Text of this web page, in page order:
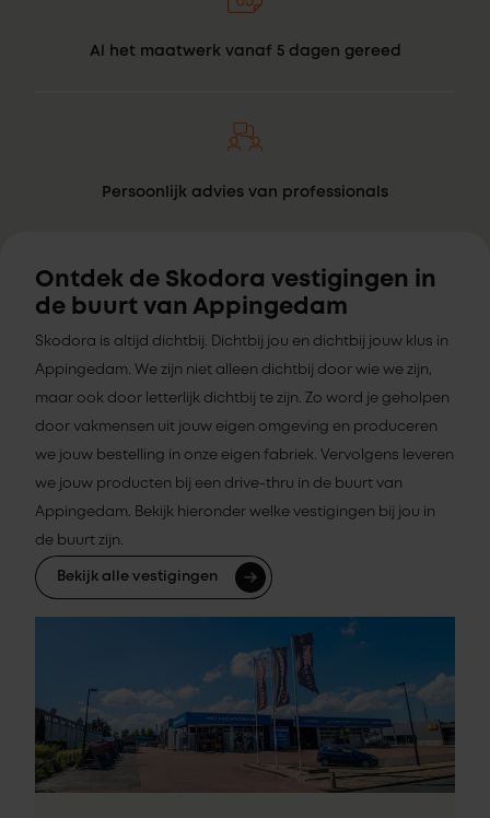
Al het maatwerk vanaf 5 dagen gereed
Persoonlijk advies van professionals
Ontdek de Skodora vestigingen in
de buurt van Appingedam
Skodora is altijd dichtbij. Dichtbij jou en dichtbij jouw klus in
Appingedam. We zijn niet alleen dichtbij door wie we zijn,
maar ook door letterlijk dichtbij te zijn. Zo word je geholpen
door vakmensen uit jouw eigen omgeving en produceren
we jouw bestelling in onze eigen fabriek. Vervolgens leveren
we jouw producten bij een drive-thru in de buurt van
Appingedam. Bekijk hieronder welke vestigingen bij jou in
de buurt zijn.
Bekijk alle vestigingen